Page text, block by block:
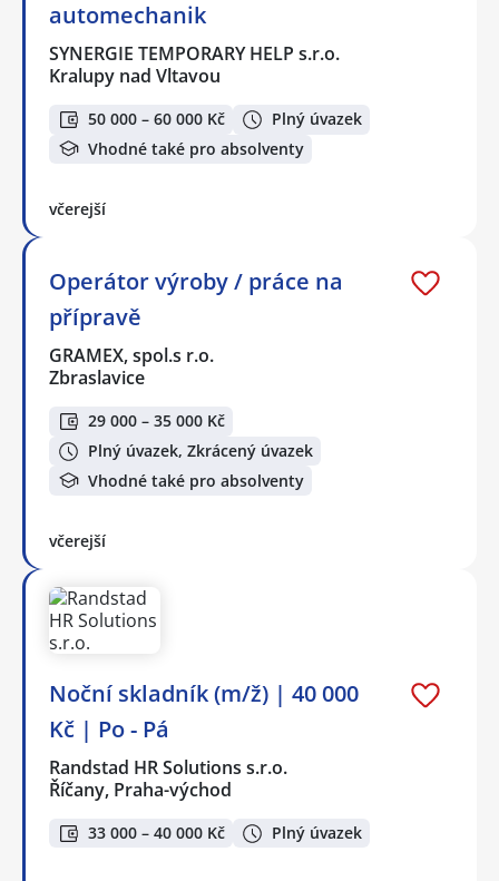
automechanik
SYNERGIE TEMPORARY HELP s.r.o.
Kralupy nad Vltavou
50 000 – 60 000 Kč
Plný úvazek
Vhodné také pro absolventy
včerejší
Operátor výroby / práce na
přípravě
GRAMEX, spol.s r.o.
Zbraslavice
29 000 – 35 000 Kč
Plný úvazek, Zkrácený úvazek
Vhodné také pro absolventy
včerejší
Noční skladník (m/ž) | 40 000
Kč | Po - Pá
Randstad HR Solutions s.r.o.
Říčany, Praha-východ
33 000 – 40 000 Kč Plný úvazek